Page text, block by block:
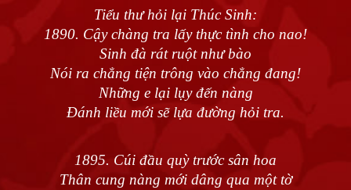
Tiểu thư hỏi lại Thúc Sinh:
1890. Cậy chàng tra lấy thực tình cho nao!
Sinh đà rát ruột như bào
Nói ra chẳng tiện trông vào chẳng đang!
Những e lại lụy đến nàng
Đánh liều mới sẽ lựa đường hỏi tra.
1895. Cúi đầu quỳ trước sân hoa
Thân cung nàng mới dâng qua một tờ